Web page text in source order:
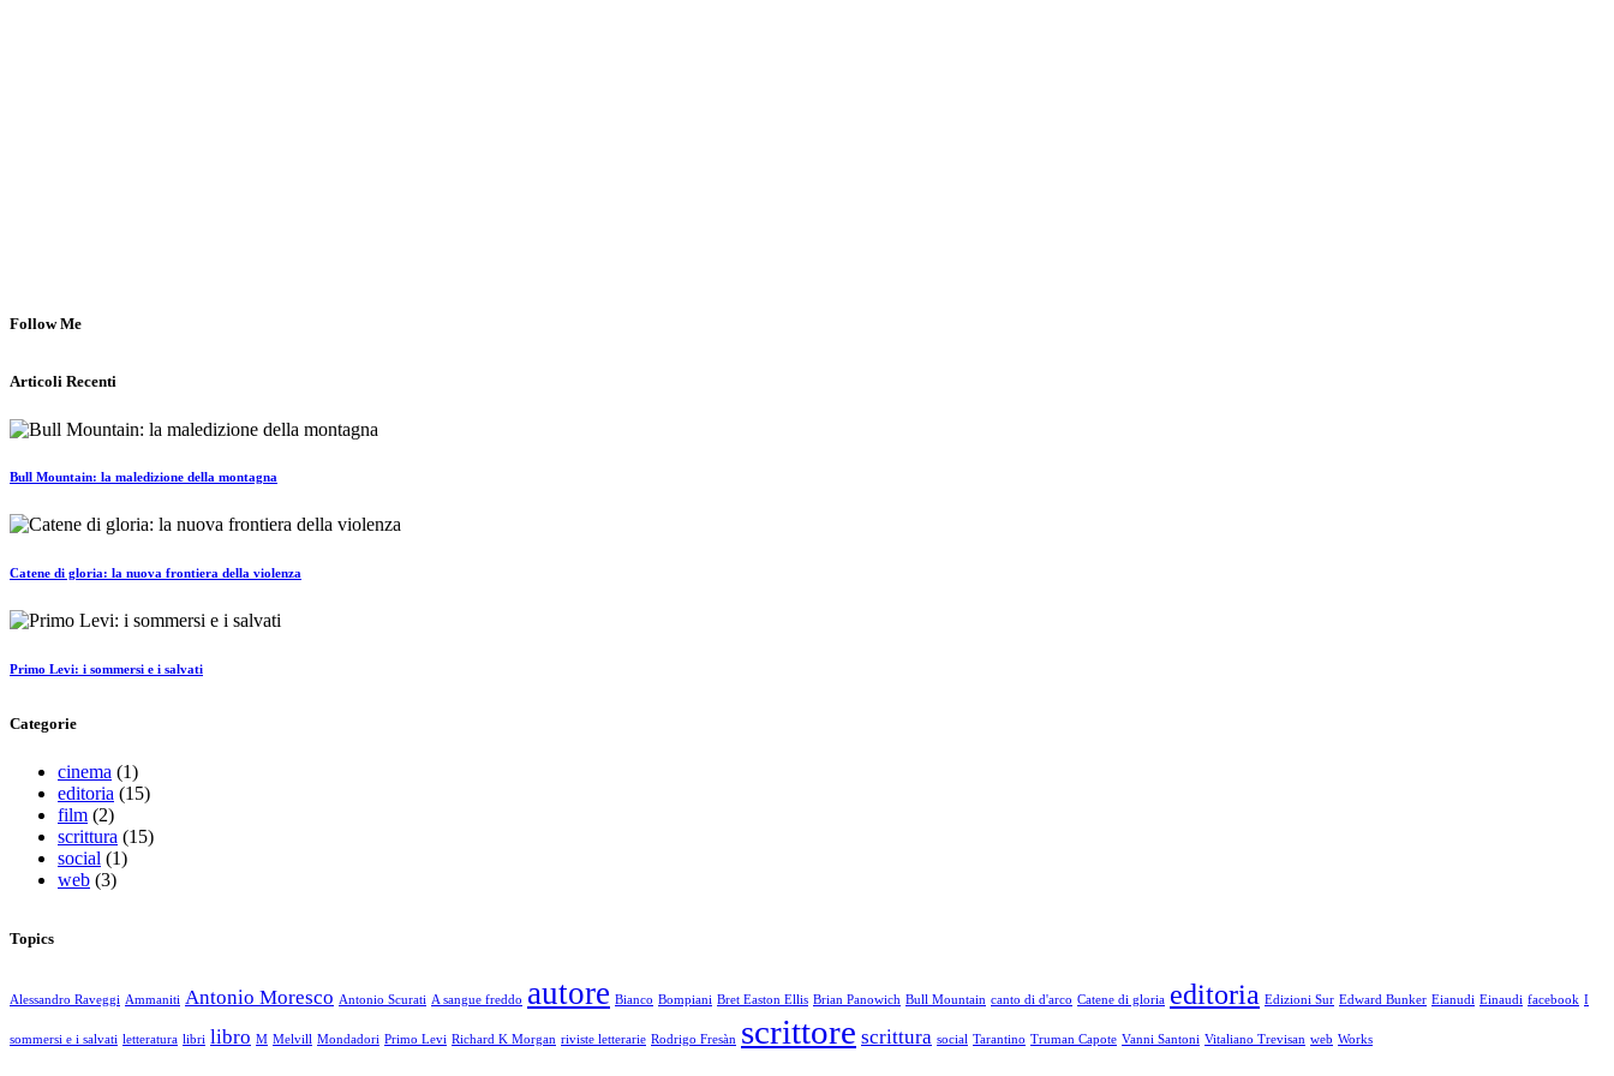
Follow Me
Articoli Recenti
Bull Mountain: la maledizione della montagna
Catene di gloria: la nuova frontiera della violenza
Primo Levi: i sommersi e i salvati
Categorie
cinema (1)
editoria (15)
film (2)
scrittura (15)
social (1)
web (3)
Topics
Alessandro Raveggi Ammaniti Antonio Moresco Antonio Scurati A sangue freddo autore Bianco Bompiani Bret Easton Ellis Brian Panowich Bull Mountain canto di d'arco Catene di gloria editoria Edizioni Sur Edward Bunker Eianudi Einaudi facebook I
sommersi e i salvati letteratura libri libro M Melvill Mondadori Primo Levi Richard K Morgan riviste letterarie Rodrigo Fresàn scrittore scrittura social Tarantino Truman Capote Vanni Santoni Vitaliano Trevisan web Works